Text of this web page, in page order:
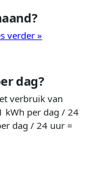
verder »
dag?
verbruik van
kWh per dag / 24
dag / 24 uur =